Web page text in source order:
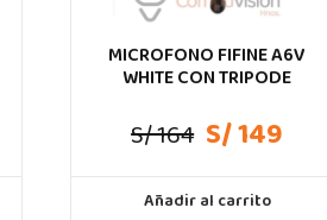
MICROFONO FIFINE A6V
WHITE CON TRIPODE
S/ 164 S/ 149
Añadir al carrito